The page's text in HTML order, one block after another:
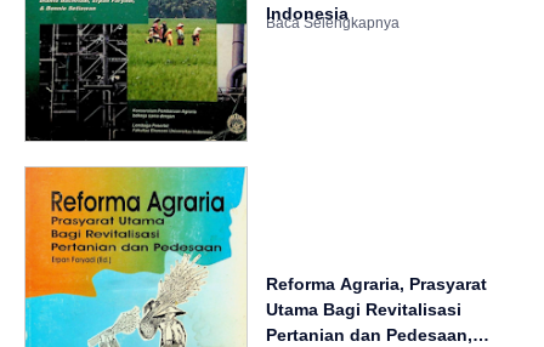
Indonesia
Reforma Agraria, Prasyarat
Utama Bagi Revitalisasi
Pertanian dan Pedesaan,